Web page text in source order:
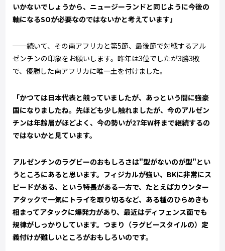
いかないでしょうから、ニュージーランドと同じように今後の
軸になるSOが必要なのではないかと考えています」
──続いて、その南アフリカと第5節、最後節で対戦するアル
ゼンチンの印象をお願いします。昨年は3位でしたが3勝3敗
で、優勝した南アフリカに唯一土を付けました。
「かつては日本代表と競っていましたが、あっという間に強豪
国になりましたね。先ほども少し触れましたが、今のアルゼン
チンは年齢層がほどよく、今の勢いが27年W杯まで継続するの
ではないかと見ています。
アルゼンチンのラグビーのおもしろさは"型がないのが型"とい
うところにあると思います。フィジカルが強い、BKに非常にス
ピードがある、という特長がある一方で、たとえばカウンター
アタックで一気にトライを取り切るなど、ある種のひらめきも
相まってアタックに爆発力があり、最近はディフェンス面でも
規律がしっかりしています。つまり（ラグビースタイルの）定
義付けが難しいところがおもしろいのです。